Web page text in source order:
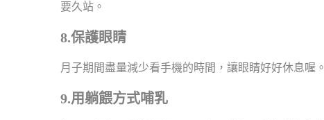
要久站。
8.保護眼睛
月子期間盡量減少看手機的時間，讓眼睛好好休息喔。
9.用躺餵方式哺乳